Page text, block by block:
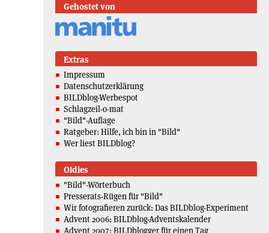
Gehostet von
Extras
Impressum
Datenschutzerklärung
BILDblog-Werbespot
Schlagzeil-o-mat
"Bild"-Auflage
Ratgeber: Hilfe, ich bin in "Bild"
Wer liest BILDblog?
Oldies
"Bild"-Wörterbuch
Presserats-Rügen für "Bild"
Wir fotografieren zurück: Das BILDblog-Experiment
Advent 2006: BILDblog-Adventskalender
Advent 2007: BILDblogger für einen Tag